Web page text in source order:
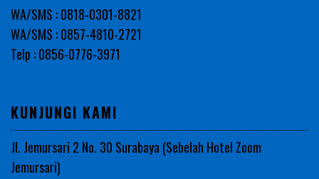
WA/SMS : 0818-0301-8821
WA/SMS : 0857-4810-2721
Telp : 0856-0776-3971
KUNJUNGI KAMI
Jl. Jemursari 2 No. 30 Surabaya (Sebelah Hotel Zoom
Jemursari)